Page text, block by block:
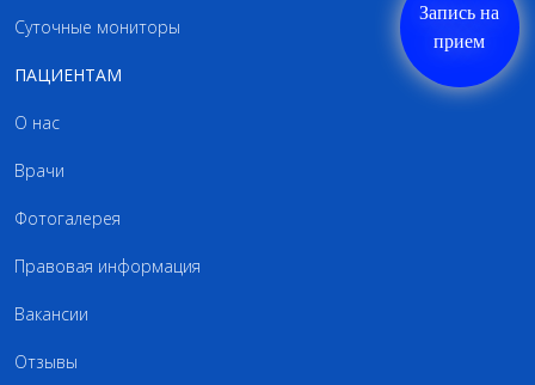
Суточные мониторы
ПАЦИЕНТАМ
О нас
Врачи
Фотогалерея
Правовая информация
Вакансии
Отзывы
Запись на
прием